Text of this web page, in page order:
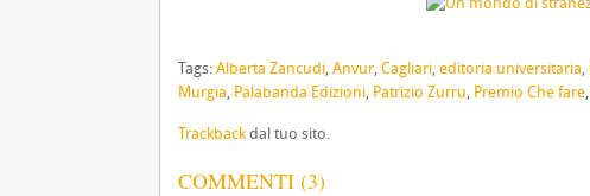
Tags: Alberta Zancudi, Anvur, Cagliari, editoria universitaria,
Murgia, Palabanda Edizioni, Patrizio Zurru, Premio Che fare,
Trackbackdal tuo sito.
COMMENTI (3)